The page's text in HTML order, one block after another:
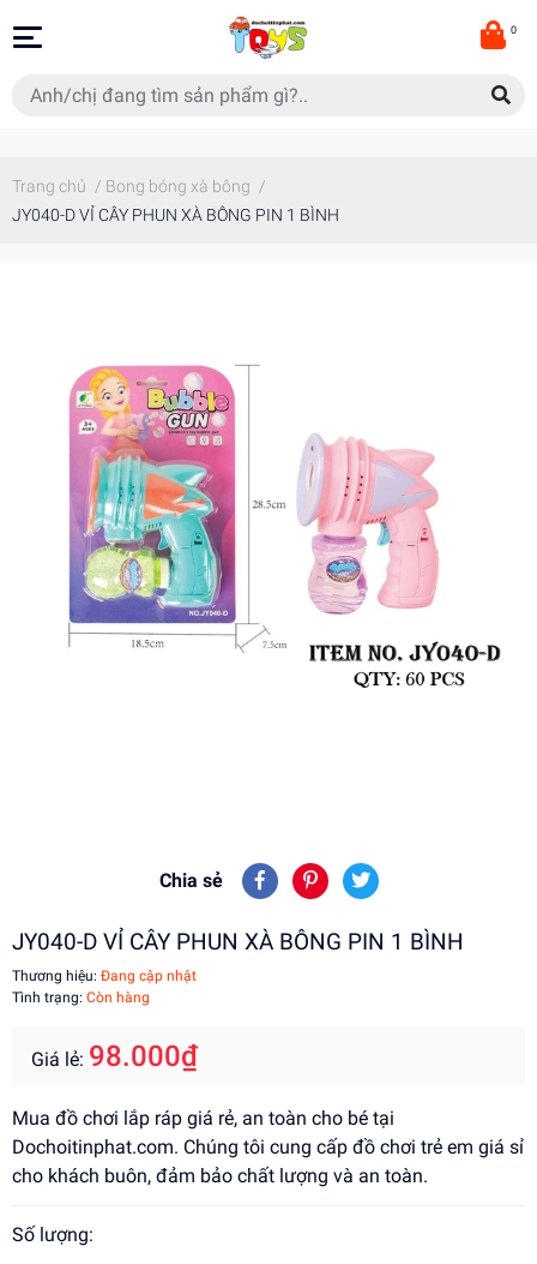
0
Trang chủ / Bong bóng xà bông /
JY040-D VỈ CÂY PHUN XÀ BÔNG PIN 1 BÌNH
Chia sẻ
JY040-D VỈ CÂY PHUN XÀ BÔNG PIN 1 BÌNH
Thương hiệu: Đang cập nhật
Tình trạng: Còn hàng
Giá lẻ: 98.000₫
Mua đồ chơi lắp ráp giá rẻ, an toàn cho bé tại
Dochoitinphat.com. Chúng tôi cung cấp đồ chơi trẻ em giá sỉ
cho khách buôn, đảm bảo chất lượng và an toàn.
Số lượng: